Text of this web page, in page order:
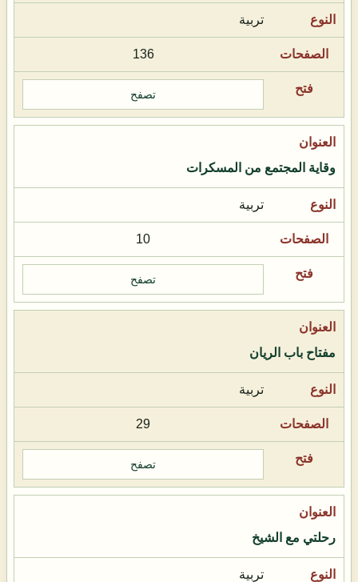
تربية
136
تصفح
وقاية المجتمع من المسكرات
تربية
10
تصفح
مفتاح باب الريان
تربية
29
تصفح
رحلتي مع الشيخ
تربية